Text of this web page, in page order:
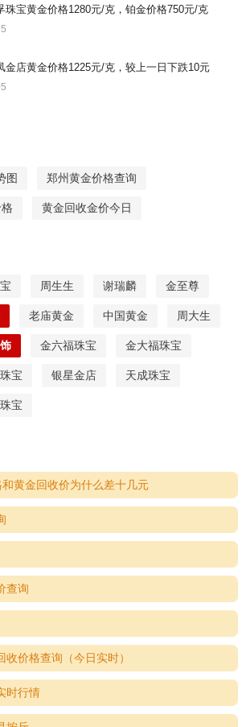
珠宝黄金价格1280元/克，铂金价格750元/克
金店黄金价格1225元/克，较上一日下跌10元
图 郑州黄金价格查询
黄金回收金价今日
周生生 谢瑞麟 金至尊
老庙黄金 中国黄金 周大生
金六福珠宝 金大福珠宝
宝 银星金店 天成珠宝
宝
和黄金回收价为什么差十几元
查询
价格查询（今日实时）
时行情